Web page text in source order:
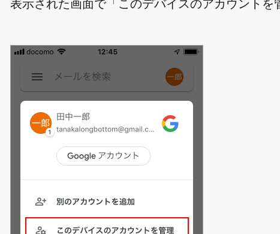
表示された画面で「このデバイスのアカウントを